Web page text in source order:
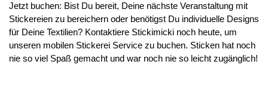
Jetzt buchen: Bist Du bereit, Deine nächste Veranstaltung mit
Stickereien zu bereichern oder benötigst Du individuelle Designs
für Deine Textilien? Kontaktiere Stickimicki noch heute, um
unseren mobilen Stickerei Service zu buchen. Sticken hat noch
nie so viel Spaß gemacht und war noch nie so leicht zugänglich!